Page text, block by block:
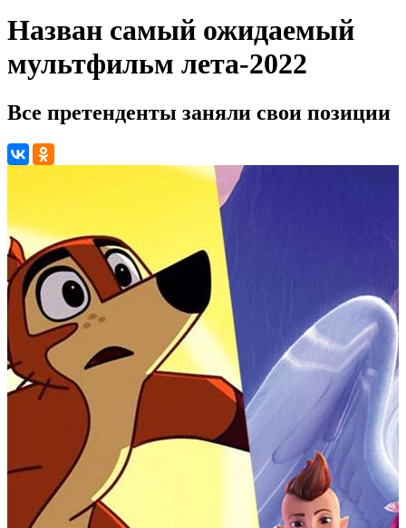
Назван самый ожидаемый
мультфильм лета-2022
Все претенденты заняли свои позиции